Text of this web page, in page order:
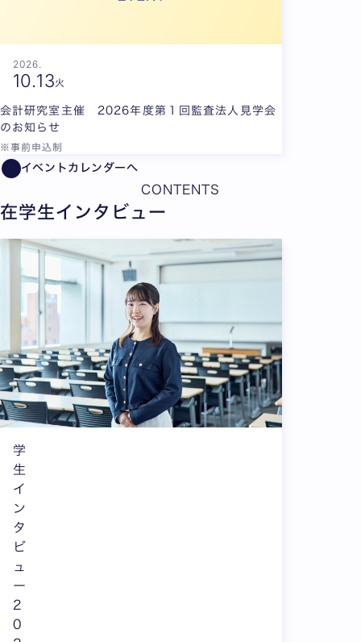
2026.
10.13火
会計研究室主催 2026年度第１回監査法人見学会
のお知らせ
※事前申込制
イベントカレンダーへ
CONTENTS
在学生インタビュー
学
生
イ
ン
タ
ビ
ュ
ー
2
0